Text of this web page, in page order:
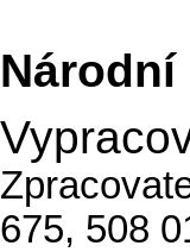
675, 508